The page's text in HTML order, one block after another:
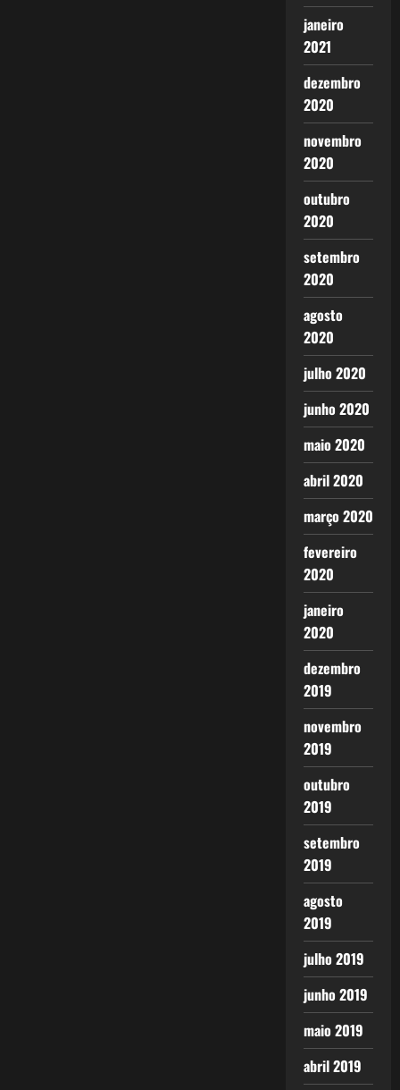
janeiro
2021
dezembro
2020
novembro
2020
outubro
2020
setembro
2020
agosto
2020
julho 2020
junho 2020
maio 2020
abril 2020
março 2020
fevereiro
2020
janeiro
2020
dezembro
2019
novembro
2019
outubro
2019
setembro
2019
agosto
2019
julho 2019
junho 2019
maio 2019
abril 2019